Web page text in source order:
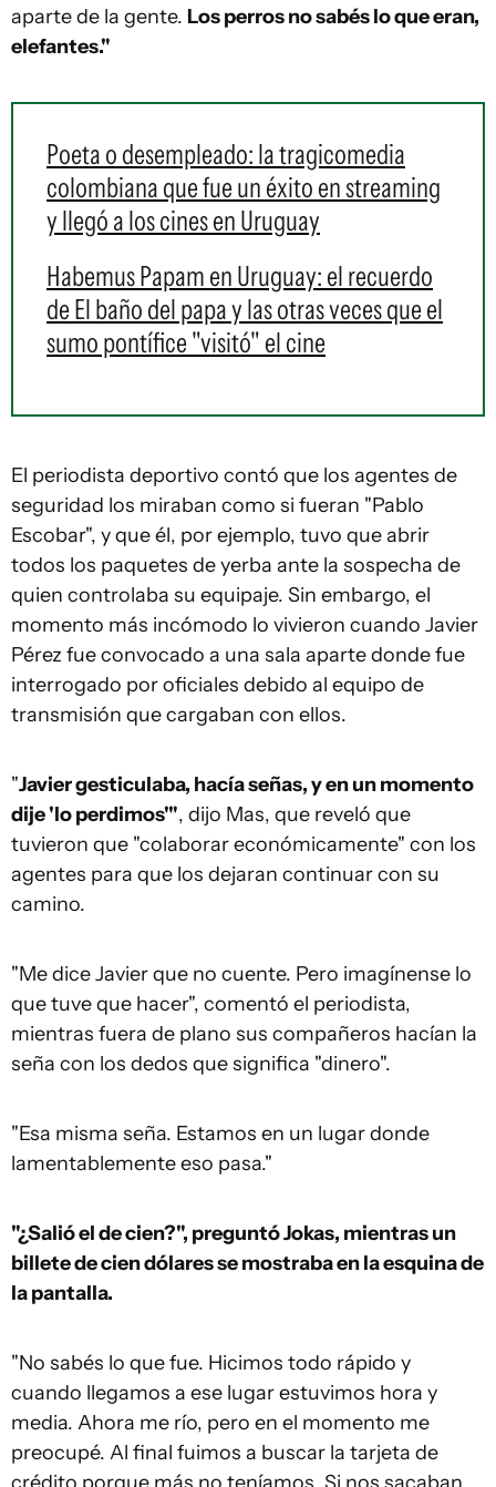
aparte de la gente. Los perros no sabés lo que eran,
elefantes."
Poeta o desempleado: la tragicomedia
colombiana que fue un éxito en streaming
y llegó a los cines en Uruguay
Habemus Papam en Uruguay: el recuerdo
de El baño del papa y las otras veces que el
sumo pontífice "visitó" el cine
El periodista deportivo contó que los agentes de
seguridad los miraban como si fueran "Pablo
Escobar", y que él, por ejemplo, tuvo que abrir
todos los paquetes de yerba ante la sospecha de
quien controlaba su equipaje. Sin embargo, el
momento más incómodo lo vivieron cuando Javier
Pérez fue convocado a una sala aparte donde fue
interrogado por oficiales debido al equipo de
transmisión que cargaban con ellos.
"Javier gesticulaba, hacía señas, y en un momento
dije 'lo perdimos'", dijo Mas, que reveló que
tuvieron que "colaborar económicamente" con los
agentes para que los dejaran continuar con su
camino.
"Me dice Javier que no cuente. Pero imagínense lo
que tuve que hacer", comentó el periodista,
mientras fuera de plano sus compañeros hacían la
seña con los dedos que significa "dinero".
"Esa misma seña. Estamos en un lugar donde
lamentablemente eso pasa."
"¿Salió el de cien?", preguntó Jokas, mientras un
billete de cien dólares se mostraba en la esquina de
la pantalla.
"No sabés lo que fue. Hicimos todo rápido y
cuando llegamos a ese lugar estuvimos hora y
media. Ahora me río, pero en el momento me
preocupé. Al final fuimos a buscar la tarjeta de